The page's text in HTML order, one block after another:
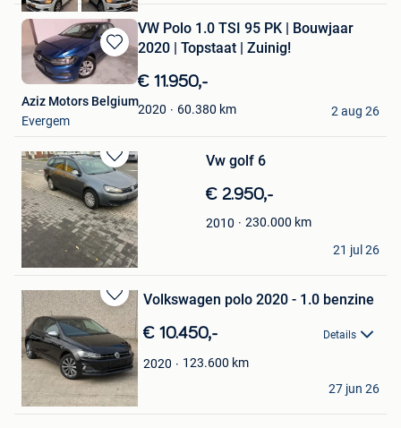
Bewaren
in
Favorieten
VW Polo 1.0 TSI 95 PK | Bouwjaar
2020 | Topstaat | Zuinig!
€ 11.950,-
2020 60.380 km
Aziz Motors Belgium
Evergem
2 aug 26
Bewaren
in
Mijn
Favorieten
Vw golf 6
€ 2.950,-
2010 230.000 km
WILLEM
Evergem
21 jul 26
Bewaren
in
Mijn
Favorieten
Volkswagen polo 2020 - 1.0 benzine
€ 10.450,- Details
2020 123.600 km
JMD-MOTORS
Evergem
27 jun 26